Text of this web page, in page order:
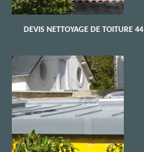
DEVIS NETTOYAGE DE TOITURE 44